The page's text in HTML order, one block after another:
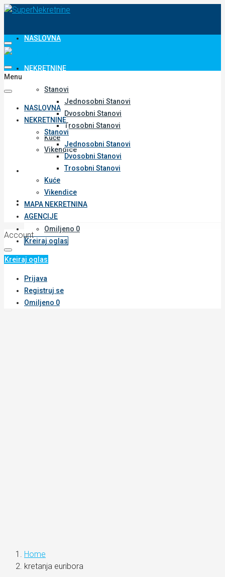
NASLOVNA
NEKRETNINE
Stanovi
Jednosobni Stanovi
Dvosobni Stanovi
Trosobni Stanovi
Kuće
Vikendice
MAPA NEKRETNINA
AGENCIJE
Omiljeno 0
Kreiraj oglas
Menu
NASLOVNA
NEKRETNINE
Stanovi
Jednosobni Stanovi
Dvosobni Stanovi
Trosobni Stanovi
Kuće
Vikendice
MAPA NEKRETNINA
AGENCIJE
Account
Kreiraj oglas
Prijava
Registruj se
Omiljeno 0
Home
kretanja euribora